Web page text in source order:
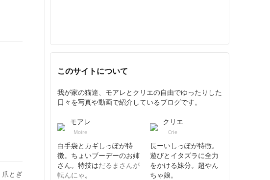
爪とぎ
このサイトについて
我が家の猫達、モアレとクリエの自由でゆったりした
日々を写真や動画で紹介しているブログです。
モアレ
Moire
白手袋とカギしっぽが特
徴。ちょいブーデーのお姉
さん。特技はだるまさんが
転んにゃ。
クリエ
Crie
長ーいしっぽが特徴。
遊びとイタズラに全力
をかける妹分。超やん
ちゃ娘。